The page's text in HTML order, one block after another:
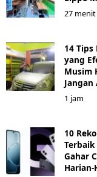
27 menit
14
yang
Musim
Jangan
1 jam
10
Terbaik
Gahar